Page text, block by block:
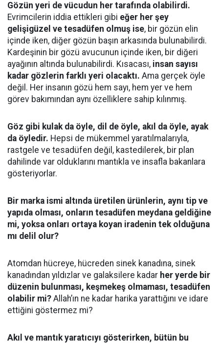
Gözün yeri de vücudun her tarafında olabilirdi.
Evrimcilerin iddia ettikleri gibi eğer her şey
gelişigüzel ve tesadüfen olmuş ise, bir gözün elin
içinde iken, diğer gözün başın arkasında bulunabilirdi.
Kardeşinin bir gözü avucunun içinde iken, bir diğeri
ayağının altında bulunabilirdi. Kısacası, insan sayısı
kadar gözlerin farklı yeri olacaktı. Ama gerçek öyle
değil. Her insanın gözü hem sayı, hem yer ve hem
görev bakımından aynı özelliklere sahip kılınmış.
Göz gibi kulak da öyle, dil de öyle, akıl da öyle, ayak
da öyledir. Hepsi de mükemmel yaratılmalarıyla,
rastgele ve tesadüfen değil, kastedilerek, bir plan
dahilinde var olduklarını mantıkla ve insafla bakanlara
gösteriyorlar.
Bir marka ismi altında üretilen ürünlerin, aynı tip ve
yapıda olması, onların tesadüfen meydana geldiğine
mi, yoksa onları ortaya koyan iradenin tek olduğuna
mı delil olur?
Atomdan hücreye, hücreden sinek kanadına, sinek
kanadından yıldızlar ve galaksilere kadar her yerde bir
düzenin bulunması, keşmekeş olmaması, tesadüfen
olabilir mi? Allah’ın ne kadar harika yarattığını ve idare
ettiğini göstermez mi?
Akıl ve mantık yaratıcıyı gösterirken, bütün bu